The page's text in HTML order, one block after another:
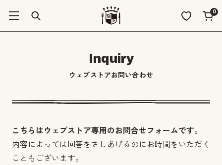
0
Inquiry
ウェブストアお問い合わせ
こちらはウェブストア専用のお問合せフォームです。
内容によっては回答をさしあげるのにお時間をいただく
こともございます。